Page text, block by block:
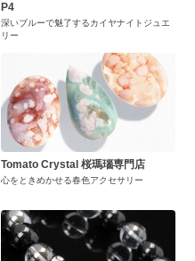
P4
深いブルーで魅了するカイヤナイトジュエ
リー
Tomato Crystal 桜瑪瑙専門店
心をときめかせる春色アクセサリー